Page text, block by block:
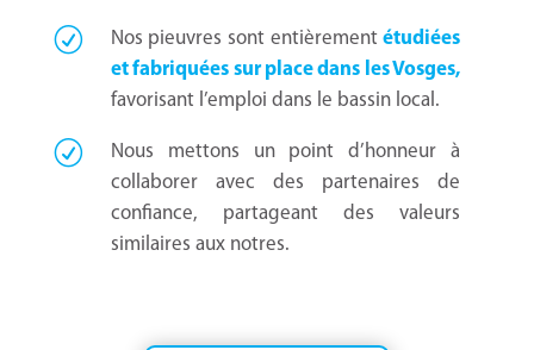
Nos pieuvres sont entièrementétudiées
et fabriquées sur place dans les Vosges,
favorisant l’emploi dans le bassin local.
Nous mettons un point d’honneur à
collaborer avec des partenaires de
confiance, partageant des valeurs
similaires aux notres.